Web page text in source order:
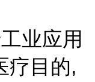
业应用
疗目的,